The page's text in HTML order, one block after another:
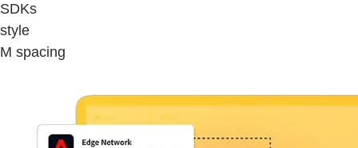
SDKs
style
M spacing